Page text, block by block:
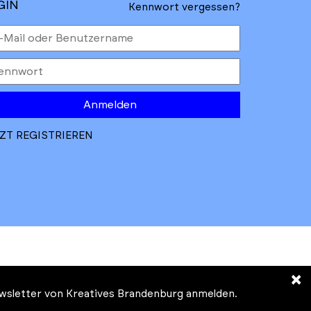
Kennwort vergessen?
Anmelden
REGISTRIEREN
×
von Kreatives Brandenburg anmelden.